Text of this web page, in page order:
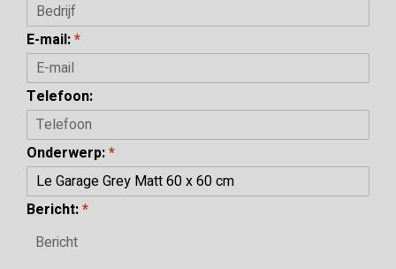
E-mail:*
Telefoon:
Onderwerp:*
Bericht:*